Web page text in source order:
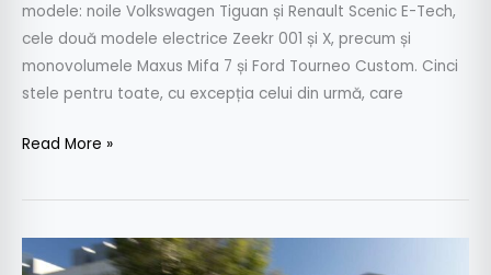
modele: noile Volkswagen Tiguan și Renault Scenic E-Tech,
cele două modele electrice Zeekr 001 și X, precum și
monovolumele Maxus Mifa 7 și Ford Tourneo Custom. Cinci
stele pentru toate, cu excepția celui din urmă, care
Read More »
Test